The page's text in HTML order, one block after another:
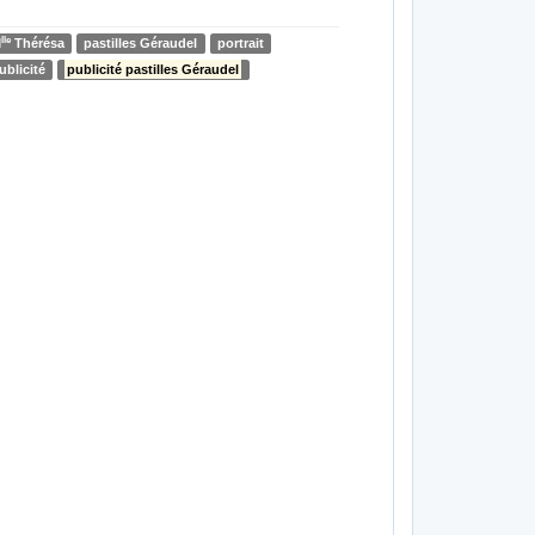
lleThérésa pastilles Géraudel
portrait
publicité pastilles Géraudel